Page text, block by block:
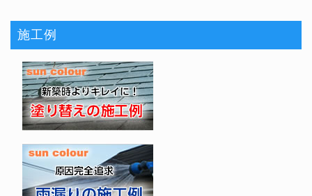
施工例